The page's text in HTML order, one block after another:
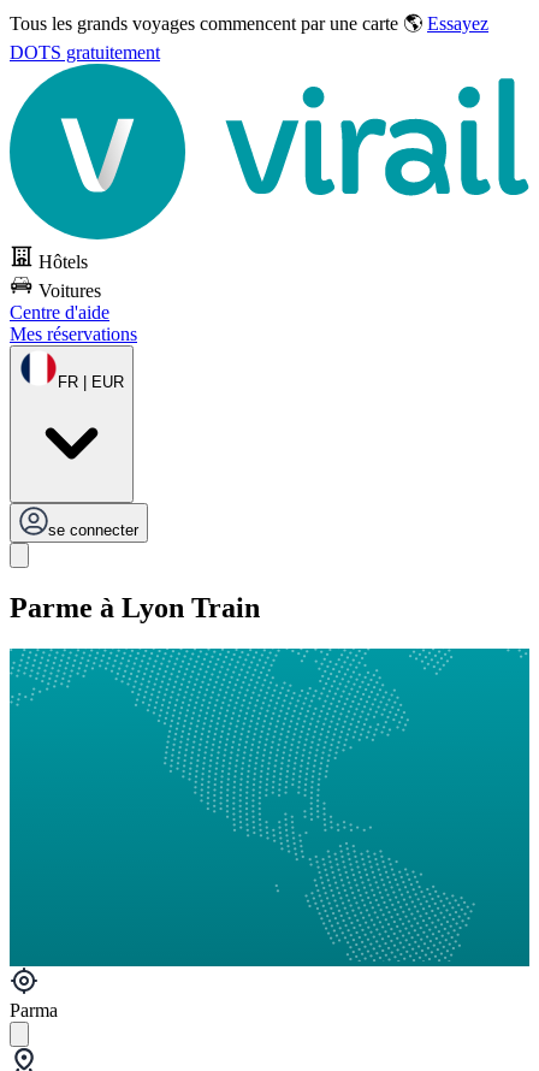
Tous les grands voyages commencent par une carte 🌎 Essayez
DOTS gratuitement
Hôtels
Voitures
Centre d'aide
Mes réservations
FR | EUR
se connecter
Parme à Lyon Train
Parma